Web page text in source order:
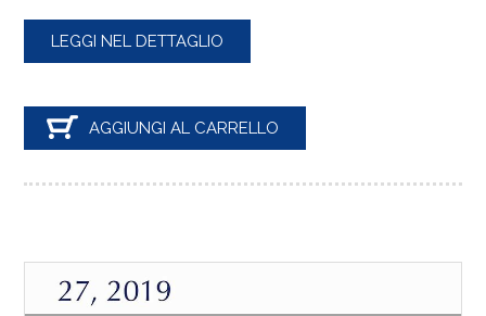
LEGGI NEL DETTAGLIO
AGGIUNGI AL CARRELLO